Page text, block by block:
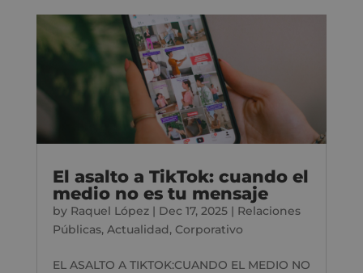
El asalto a TikTok: cuando el
medio no es tu mensaje
by Raquel López| Dec 17, 2025| Relaciones
Públicas, Actualidad, Corporativo
EL ASALTO A TIKTOK:CUANDO EL MEDIO NO